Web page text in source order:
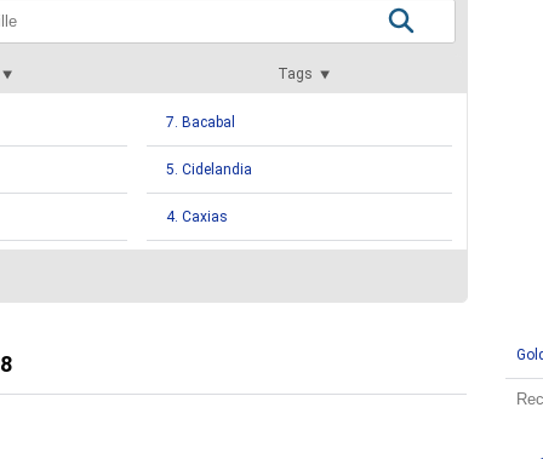
Tags
7. Bacabal
5. Cidelandia
4. Caxias